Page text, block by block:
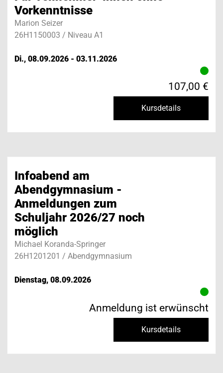
Vorkenntnisse
Marion Seizer
26H1150003 / Niveau A1
Di., 08.09.2026 - 03.11.2026
107,00 €
Kursdetails
Infoabend am
Abendgymnasium -
Anmeldungen zum
Schuljahr 2026/27 noch
möglich
Michael Koranda-Springer
26H1201201 / Abendgymnasium
Dienstag, 08.09.2026
Anmeldung ist erwünscht
Kursdetails